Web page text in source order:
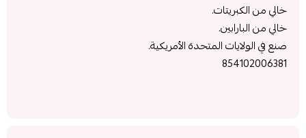
خالي من الكبريتات.
خالي من البارابين.
صنع في الولايات المتحدة الأمريكية.
854102006381